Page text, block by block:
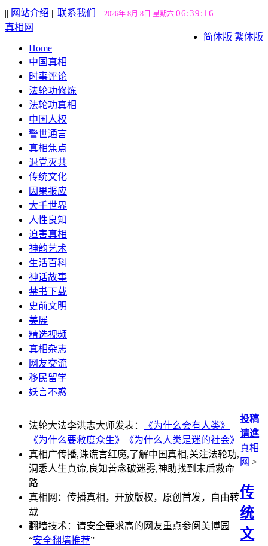
|| 网站介绍 || 联系我们 || 2026年 8月 8日 星期六 06:39:16
简体版 繁体版
真相网
Home
中国真相
时事评论
法轮功修炼
法轮功真相
中国人权
警世通言
真相焦点
退党灭共
传统文化
因果报应
大千世界
人性良知
迫害真相
神韵艺术
生活百科
神话故事
禁书下载
史前文明
美展
精选视频
真相杂志
网友交流
移民留学
妖言不惑
法轮大法李洪志大师发表：
《为什么会有人类》
《为什么要救度众生》
《为什么人类是迷的社会》
真相广传播,诛谎言红魔,了解中国真相,关注法轮功,
洞悉人生真谛,良知善念破迷雾,神助找到末后救命
路
真相网：传播真相，开放版权，原创首发，自由转
载
翻墙技术：请安全要求高的网友重点参阅美博园
“安全翻墙推荐”
投稿
请進
真相
网 >
传
统
文